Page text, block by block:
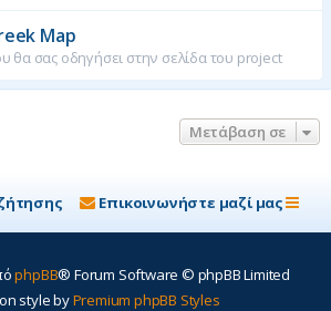
Map
θα σας οδηγήσει στην σελίδα του project
Μετάβαση σε
Επικοινωνήστε μαζί μας
phpBB® Forum Software © phpBB Limited
style byPremium phpBB Styles